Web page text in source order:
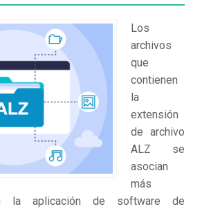
Los
archivos
que
contienen
la
extensión
de archivo
ALZ se
asocian
más
la aplicación de software de